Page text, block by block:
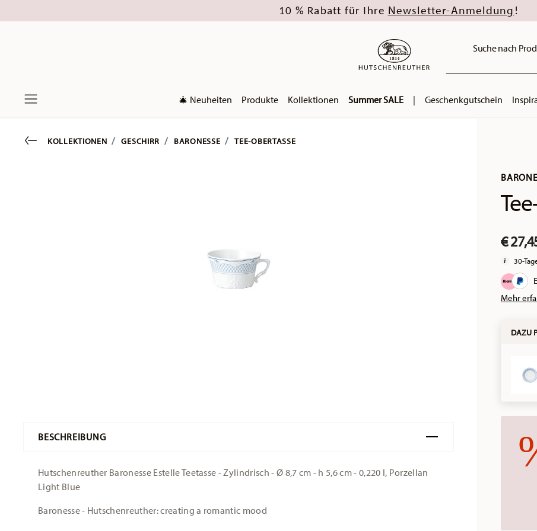
10 % Rabatt für Ihre Newsletter-Anmeldung !
Suche nach
🎄 Neuheiten Produkte Kollektionen Summer SALE | Geschenkgutschein
€
30-
Mehr
DAZU
Go backKOLLEKTIONEN GESCHIRR BARONESSE TEE-OBERTASSE
BESCHREIBUNG
Hutschenreuther Baronesse Estelle Teetasse - Zylindrisch - Ø 8,7 cm - h 5,6 cm - 0,220 l, Porzellan
Light Blue
Baronesse - Hutschenreuther: creating a romantic mood